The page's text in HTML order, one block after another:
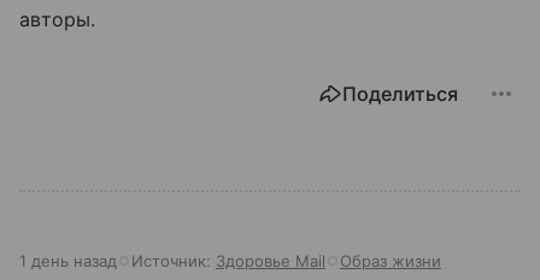
авторы.
Поделиться
1 день назад Источник: Здоровье Mail Образ жизни